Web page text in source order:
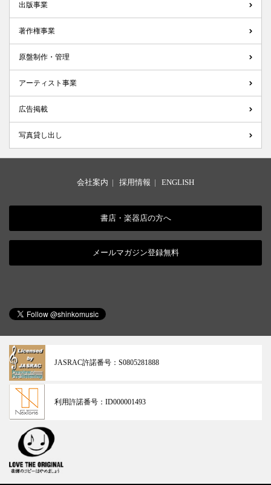
出版事業
著作権事業
原盤制作・管理
アーティスト事業
広告掲載
写真貸し出し
会社案内 | 採用情報 | ENGLISH
書店・楽器店の方へ
メールマガジン登録無料
JASRAC許諾番号： S0805281888
利用許諾番号： ID000001493